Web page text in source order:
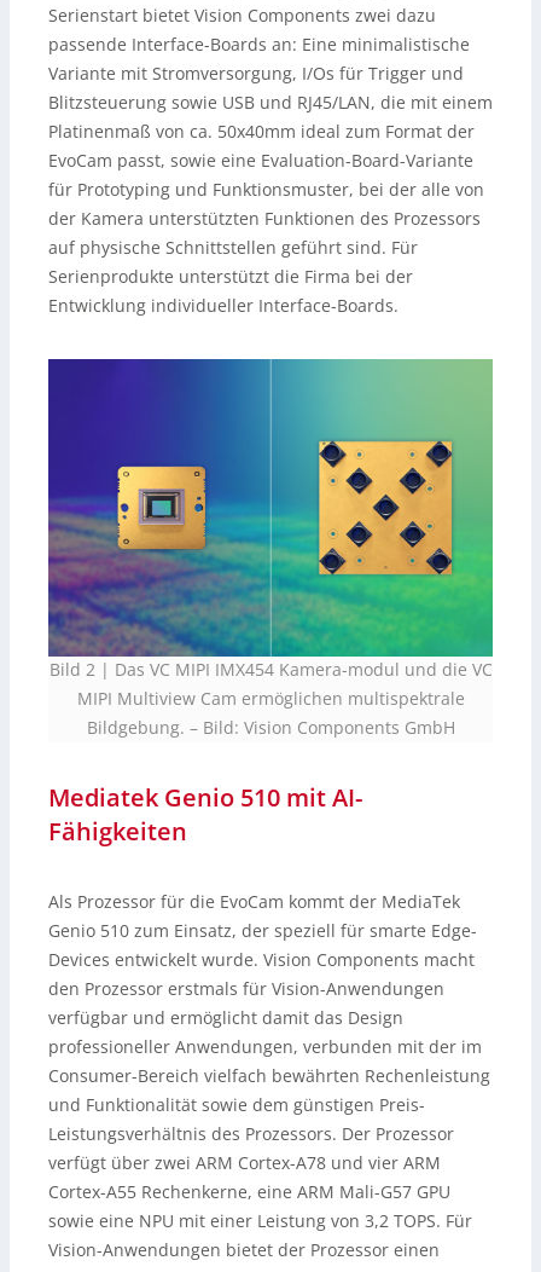
Serienstart bietet Vision Components zwei dazu
passende Interface-Boards an: Eine minimalistische
Variante mit Stromversorgung, I/Os für Trigger und
Blitzsteuerung sowie USB und RJ45/LAN, die mit einem
Platinenmaß von ca. 50x40mm ideal zum Format der
EvoCam passt, sowie eine Evaluation-Board-Variante
für Prototyping und Funktionsmuster, bei der alle von
der Kamera unterstützten Funktionen des Prozessors
auf physische Schnittstellen geführt sind. Für
Serienprodukte unterstützt die Firma bei der
Entwicklung individueller Interface-Boards.
Bild 2 | Das VC MIPI IMX454 Kamera-modul und die VC
MIPI Multiview Cam ermöglichen multispektrale
Bildgebung. – Bild: Vision Components GmbH
Mediatek Genio 510 mit AI-
Fähigkeiten
Als Prozessor für die EvoCam kommt der MediaTek
Genio 510 zum Einsatz, der speziell für smarte Edge-
Devices entwickelt wurde. Vision Components macht
den Prozessor erstmals für Vision-Anwendungen
verfügbar und ermöglicht damit das Design
professioneller Anwendungen, verbunden mit der im
Consumer-Bereich vielfach bewährten Rechenleistung
und Funktionalität sowie dem günstigen Preis-
Leistungsverhältnis des Prozessors. Der Prozessor
verfügt über zwei ARM Cortex-A78 und vier ARM
Cortex-A55 Rechenkerne, eine ARM Mali-G57 GPU
sowie eine NPU mit einer Leistung von 3,2 TOPS. Für
Vision-Anwendungen bietet der Prozessor einen